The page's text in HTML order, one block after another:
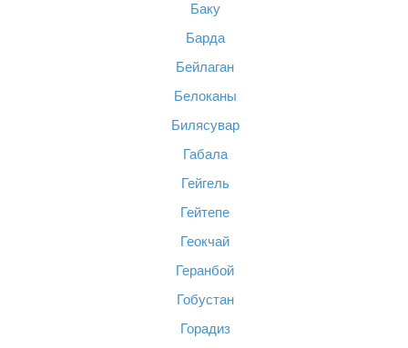
Баку
Барда
Бейлаган
Белоканы
Билясувар
Габала
Гейгель
Гейтепе
Геокчай
Геранбой
Гобустан
Горадиз